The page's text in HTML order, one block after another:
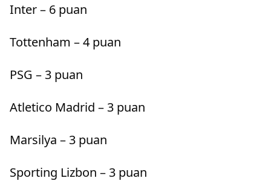
Inter – 6 puan
Tottenham – 4 puan
PSG – 3 puan
Atletico Madrid – 3 puan
Marsilya – 3 puan
Sporting Lizbon – 3 puan